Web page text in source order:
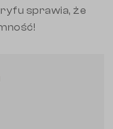
sprawia, że